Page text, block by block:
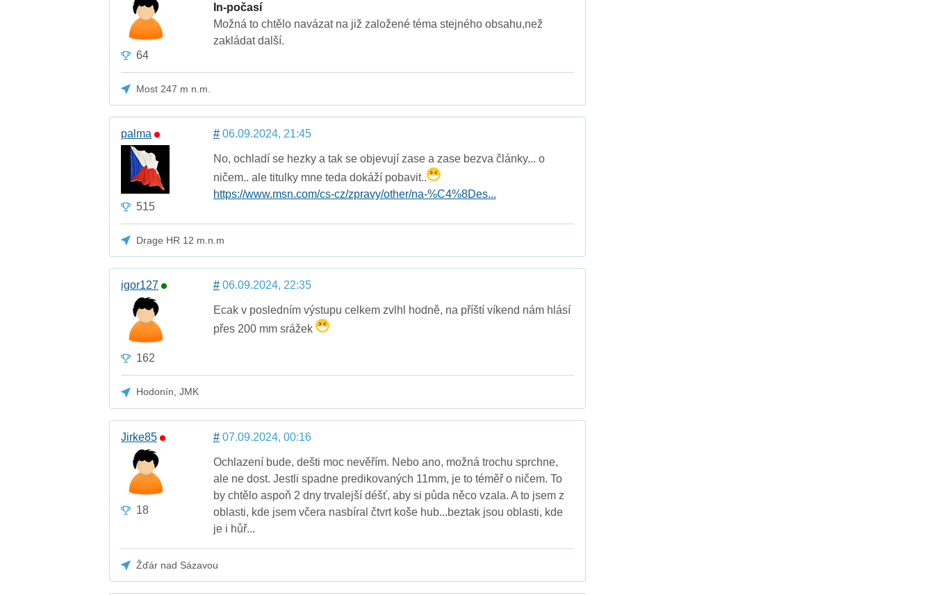
64
In-počasí
Možná to chtělo navázat na již založené téma stejného obsahu,než
zakládat další.
Most 247 m n.m.
palma
515
#06.09.2024, 21:45
No, ochladí se hezky a tak se objevují zase a zase bezva články... o
ničem.. ale titulky mne teda dokáží pobavit..
https://www.msn.com/cs-cz/zpravy/other/na-%C4%8Des...
Drage HR 12 m.n.m
igor127
162
#06.09.2024, 22:35
Ecak v posledním výstupu celkem zvlhl hodně, na příští víkend nám hlásí
přes 200 mm srážek
Hodonín, JMK
Jirke85
18
#07.09.2024, 00:16
Ochlazení bude, dešti moc nevěřím. Nebo ano, možná trochu sprchne,
ale ne dost. Jestli spadne predikovaných 11mm, je to téměř o ničem. To
by chtělo aspoň 2 dny trvalejší déšť, aby si půda něco vzala. A to jsem z
oblasti, kde jsem včera nasbíral čtvrt koše hub...beztak jsou oblasti, kde
je i hůř...
Žďár nad Sázavou